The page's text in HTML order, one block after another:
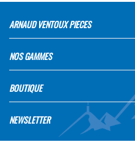
ARNAUD VENTOUX PIECES
NOS GAMMES
BOUTIQUE
NEWSLETTER